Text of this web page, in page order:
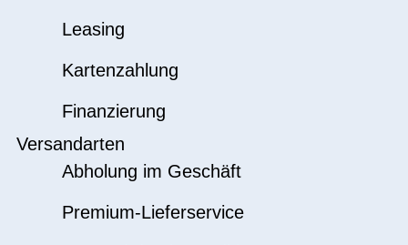
Leasing
Kartenzahlung
Finanzierung
Versandarten
Abholung im Geschäft
Premium-Lieferservice